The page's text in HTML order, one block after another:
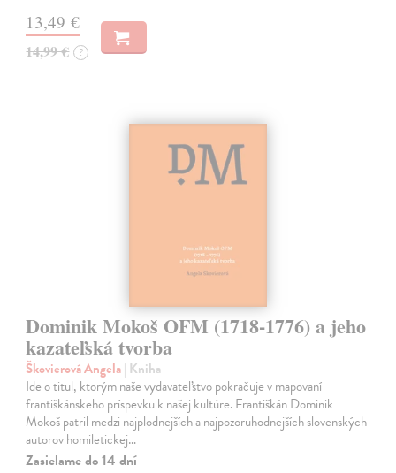
13,49 €
14,99 € ?
Dominik Mokoš OFM (1718-1776) a jeho
kazateľská tvorba
Škovierová Angela| Kniha
Ide o titul, ktorým naše vydavateľstvo pokračuje v mapovaní
františkánskeho príspevku k našej kultúre. Františkán Dominik
Mokoš patril medzi najplodnejších a najpozoruhodnejších slovenských
autorov homiletickej…
Zasielame do 14 dní